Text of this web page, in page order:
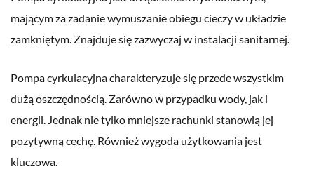
mającym za zadanie wymuszanie obiegu cieczy w układzie
zamkniętym. Znajduje się zazwyczaj w instalacji sanitarnej.
Pompa cyrkulacyjna charakteryzuje się przede wszystkim
dużą oszczędnością. Zarówno w przypadku wody, jak i
energii. Jednak nie tylko mniejsze rachunki stanowią jej
pozytywną cechę. Również wygoda użytkowania jest
kluczowa.